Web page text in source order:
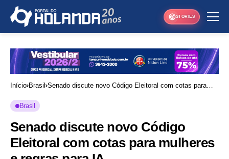
STORIES
Início Brasil Senado discute novo Código Eleitoral com cotas para
Brasil
Senado discute novo Código
Eleitoral com cotas para mulheres